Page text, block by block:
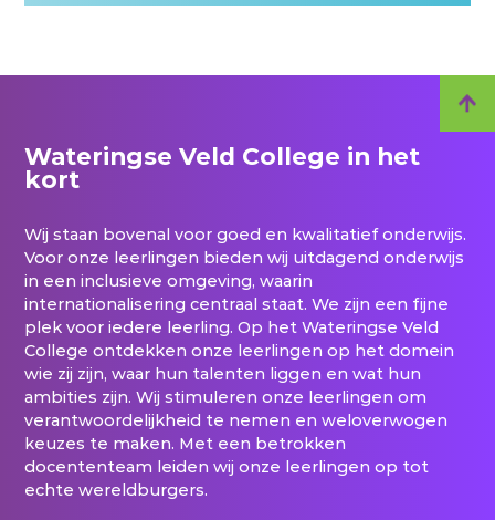
Wateringse Veld College in het
kort
Wij staan bovenal voor goed en kwalitatief onderwijs.
Voor onze leerlingen bieden wij uitdagend onderwijs
in een inclusieve omgeving, waarin
internationalisering centraal staat. We zijn een fijne
plek voor iedere leerling. Op het Wateringse Veld
College ontdekken onze leerlingen op het domein
wie zij zijn, waar hun talenten liggen en wat hun
ambities zijn. Wij stimuleren onze leerlingen om
verantwoordelijkheid te nemen en weloverwogen
keuzes te maken. Met een betrokken
docententeam leiden wij onze leerlingen op tot
echte wereldburgers.